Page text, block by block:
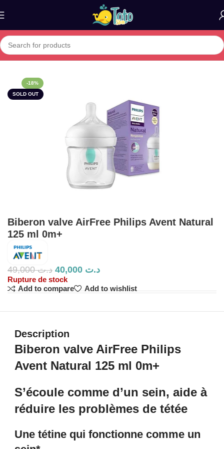
Home»Boutique»Biberon valve AirFree Philips Avent Natural 125
-18%
SOLD OUT
Biberon valve AirFree Philips Avent Natural
125 ml 0m+
د.ت49,000 د.ت
Rupture de stock
Add to compare
Add to wishlist
Description
Biberon valve AirFree Philips
Avent Natural 125 ml 0m+
S’écoule comme d’un sein, aide à
réduire les problèmes de tétée
Une tétine qui fonctionne comme un